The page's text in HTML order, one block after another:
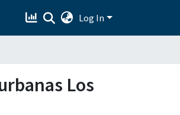
Log In
Los